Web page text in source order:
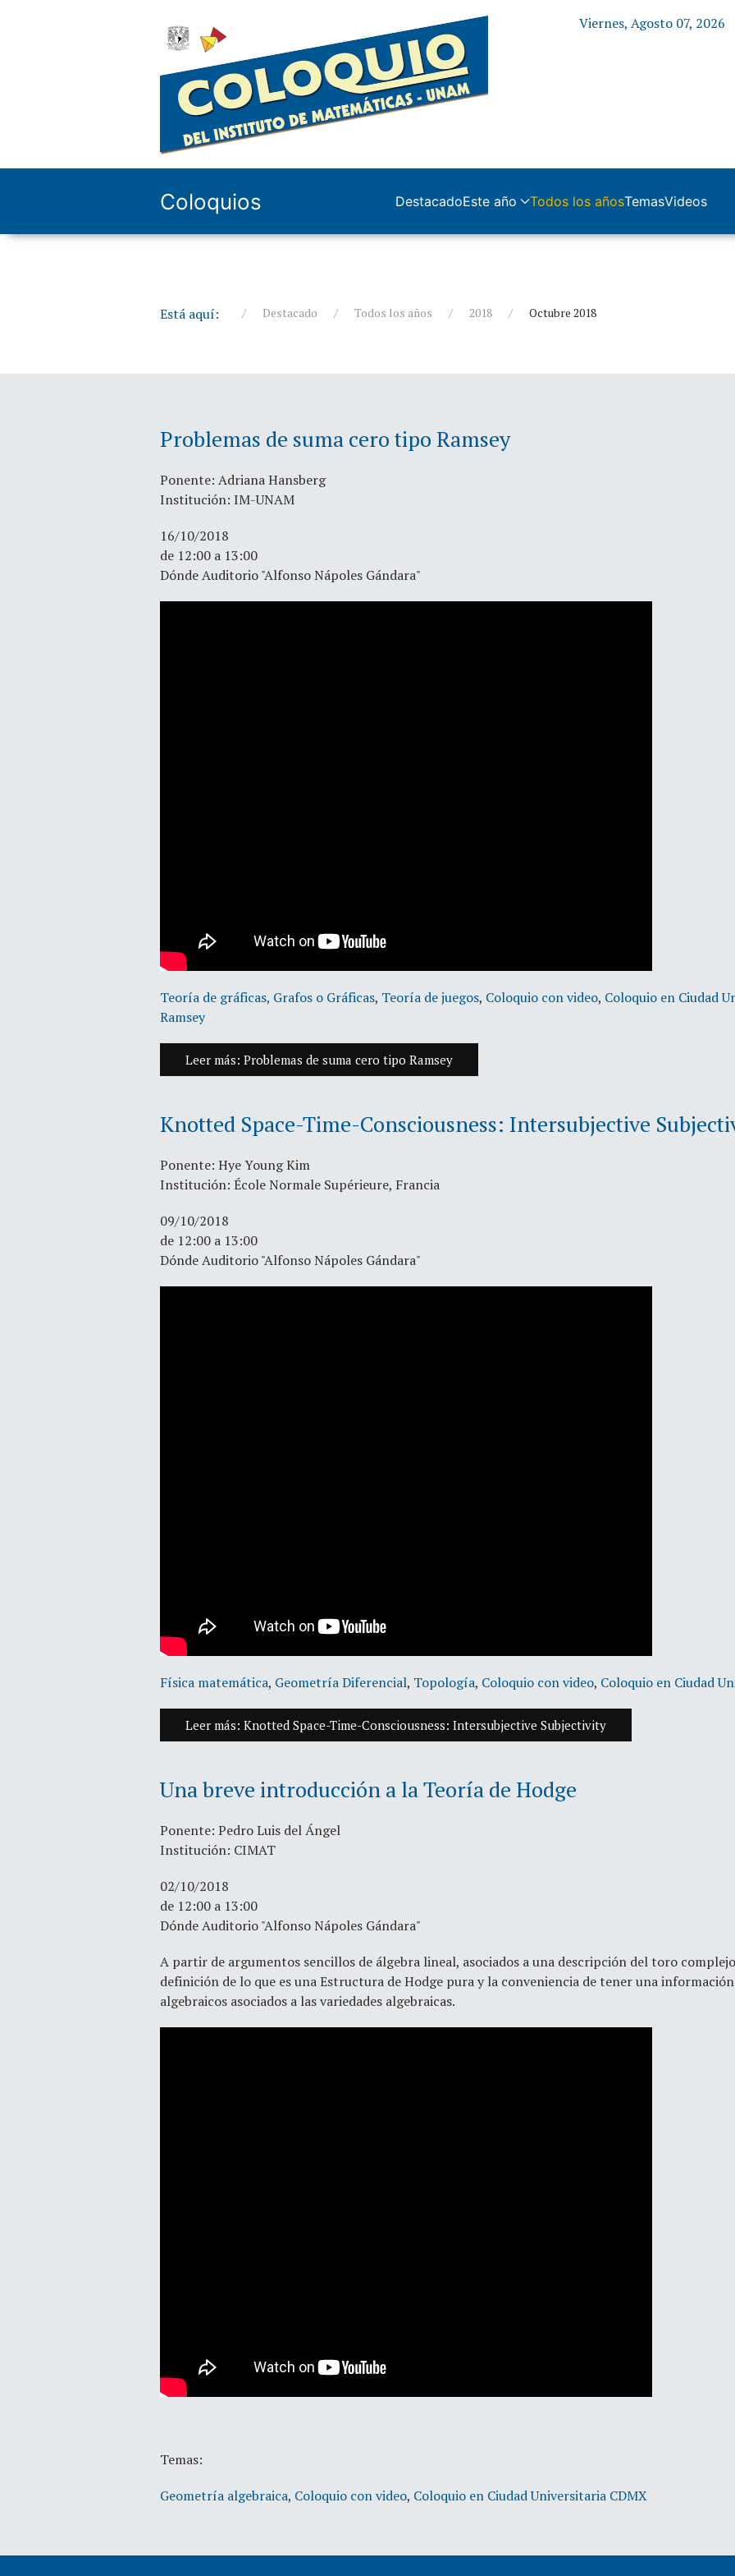
Viernes, Agosto 07, 2026
Coloquios DestacadoEste año Todos los añosTemasVideos
Está aquí: Destacado Todos los años 2018 Octubre 2018
Problemas de suma cero tipo Ramsey
Ponente: Adriana Hansberg
Institución: IM-UNAM
16/10/2018
de 12:00 a 13:00
Dónde Auditorio "Alfonso Nápoles Gándara"
Teoría de gráficas, Grafos o Gráficas, Teoría de juegos, Coloquio con video, Coloquio en Ciudad
Ramsey
Leer más: Problemas de suma cero tipo Ramsey
Knotted Space-Time-Consciousness: Intersubjective
Ponente: Hye Young Kim
Institución: École Normale Supérieure, Francia
09/10/2018
de 12:00 a 13:00
Dónde Auditorio "Alfonso Nápoles Gándara"
Física matemática, Geometría Diferencial, Topología, Coloquio con video, Coloquio en Ciudad
Leer más: Knotted Space-Time-Consciousness: Intersubjective Subjectivity
Una breve introducción a la Teoría de Hodge
Ponente: Pedro Luis del Ángel
Institución: CIMAT
02/10/2018
de 12:00 a 13:00
Dónde Auditorio "Alfonso Nápoles Gándara"
A partir de argumentos sencillos de álgebra lineal, asociados a una descripción del toro
definición de lo que es una Estructura de Hodge pura y la conveniencia de tener una
algebraicos asociados a las variedades algebraicas.
Temas:
Geometría algebraica, Coloquio con video, Coloquio en Ciudad Universitaria CDMX